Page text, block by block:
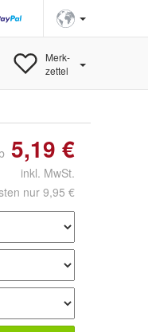
Merk-
zettel
5,19 €
inkl. MwSt.
nur 9,95 €